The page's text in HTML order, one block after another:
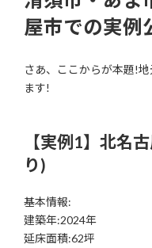
屋市での実例
さあ、ここからが本題!
ます!
【実例1】北名
り)
基本情報:
建築年:2024年
延床面積:62坪